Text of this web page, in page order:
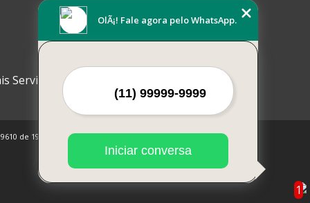
Serviços
de 19/02/1998)
1
OlÃ¡! Fale agora pelo WhatsApp.
Iniciar conversa